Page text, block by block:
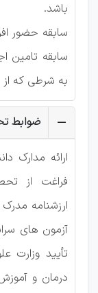
باشد.
سابقه حضور
سابقه تامین
به شرطی که از
ضوابط
ارائه مدارک
فراغت از
ارزشنامه
آزمون های
تأیید وزارت
درمان و